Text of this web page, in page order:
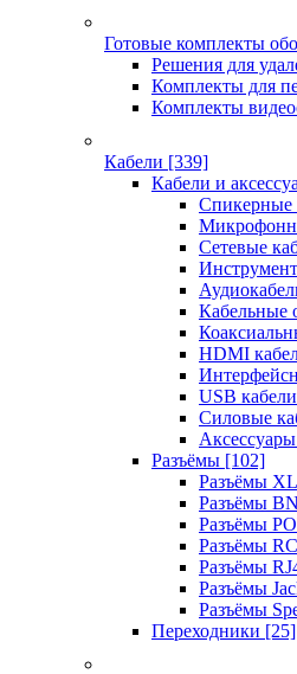
Готовые комплекты
Решения для
Комплекты для
Комплекты
Кабели [339]
Кабели и
Спикерные
Сетевые
Кабельные
HDMI
USB
Силовые
Аксессуары
Разъёмы [102]
Разъёмы
Разъёмы
Разъёмы
Разъёмы
Разъёмы
Разъёмы
Разъёмы
Переходники [25]